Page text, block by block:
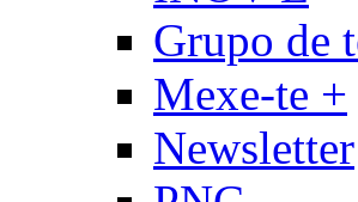
Grupo de
Mexe-te +
Newsletter